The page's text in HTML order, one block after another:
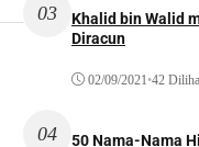
03
Khalid bin Walid
Diracun
02/09/2021•42
04
50 Nama-Nama